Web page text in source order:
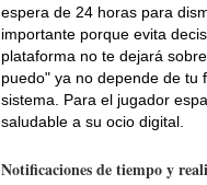
espera de 24 horas para
importante porque evita
plataforma no te dejará
puedo" ya no depende de tu
sistema. Para el jugador
saludable a su ocio digital.
Notificaciones de tiempo y